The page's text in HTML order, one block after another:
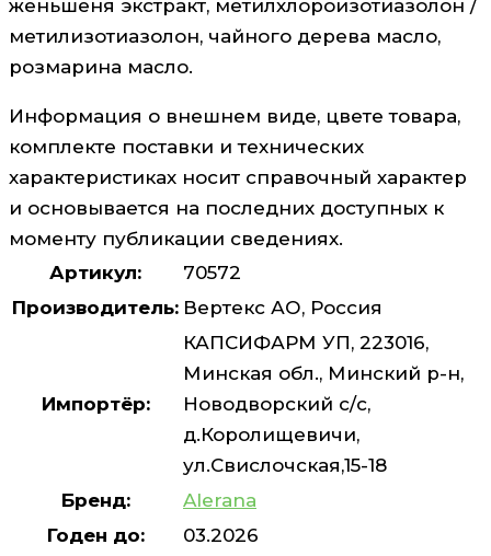
женьшеня экстракт, метилхлороизотиазолон /
метилизотиазолон, чайного дерева масло,
розмарина масло.
Информация о внешнем виде, цвете товара,
комплекте поставки и технических
характеристиках носит справочный характер
и основывается на последних доступных к
моменту публикации сведениях.
Артикул:
70572
Производитель: Вертекс АО, Россия
Импортёр:
КАПСИФАРМ УП, 223016,
Минская обл., Минский р-н,
Новодворский с/с,
д.Королищевичи,
ул.Свислочская,15-18
Бренд:
Alerana
Годен до:
03.2026